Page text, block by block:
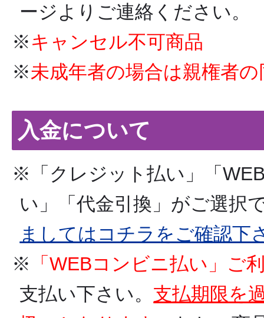
ージよりご連絡ください。
※キャンセル不可商品
※未成年者の場合は親権者
入金について
※「クレジット払い」「
い」「代金引換」がご選択
ましてはコチラをご確認下
※
「WEBコンビニ払い」ご
支払い下さい。 支払期限を